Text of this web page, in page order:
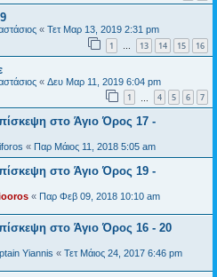
« Τετ Μαρ 13, 2019 2:31 pm
1 … 13 14 15 16
« Δευ Μαρ 11, 2019 6:04 pm
1 4 5 6 7
στο Άγιο Όρος 17 -
« Παρ Μάιος 11, 2018 5:05 am
στο Άγιο Όρος 19 -
« Παρ Φεβ 09, 2018 10:10 am
στο Άγιο Όρος 16 - 20
Yiannis « Τετ Μάιος 24, 2017 6:46 pm